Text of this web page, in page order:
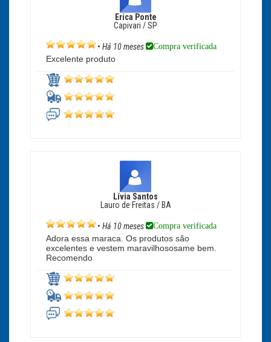
Erica Ponte
Capivari / SP
• Há 10 meses Compra verificada
Excelente produto
Lívia Santos
Lauro de Freitas / BA
• Há 10 meses Compra verificada
Adora essa maraca. Os produtos são
excelentes e vestem maravilhososame bem.
Recomendo